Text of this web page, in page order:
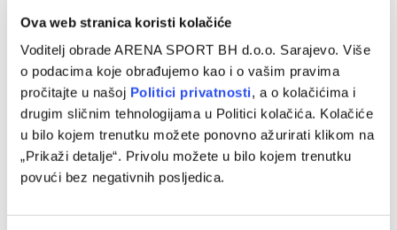
Ova web stranica koristi kolačiće
Voditelj obrade ARENA SPORT BH d.o.o. Sarajevo. Više
o podacima koje obrađujemo kao i o vašim pravima
pročitajte u našoj Politici privatnosti, a o kolačićima i
drugim sličnim tehnologijama u Politici kolačića. Kolačiće
u bilo kojem trenutku možete ponovno ažurirati klikom na
„Prikaži detalje“. Privolu možete u bilo kojem trenutku
povući bez negativnih posljedica.
VIJESTI
Žižović: Sutra nas očekuje najvažnija utakmica u
istoriji bh. klupskog fudbala
12/02/2025
Fudbaleri Borca za nešto više od 24 sata igraju jednu od
najvažnijih utakmica u historiji kluba. Sutra od 21 časa…